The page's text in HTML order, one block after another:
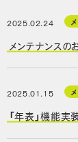
2025.02.24
メンテナンスの
2025.01.15
「年表」機能実